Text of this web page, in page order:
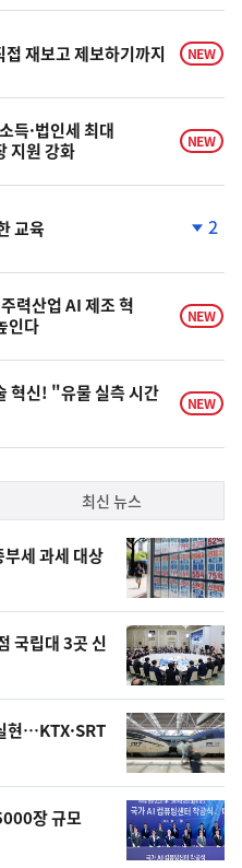
일
재보고 제보하기까지 NEW
득·법인세 최대
지원 강화
NEW
교육
하
락
2
력산업 AI 제조 혁
인다
NEW
혁신! "유물 실측 시간
NEW
최신 뉴스
세 과세 대상
국립대 3곳 신
현…KTX·SRT
장 규모